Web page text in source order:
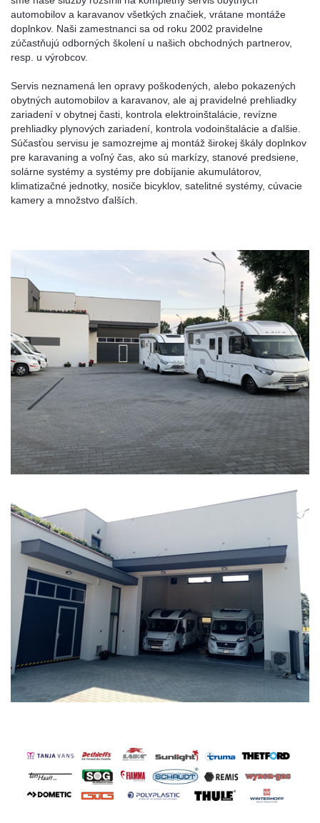
automobilov a karavanov všetkých značiek, vrátane montáže
doplnkov. Naši zamestnanci sa od roku 2002 pravidelne
zúčastňujú odborných školení u našich obchodných partnerov,
resp. u výrobcov.
Servis neznamená len opravy poškodených, alebo pokazených
obytných automobilov a karavanov, ale aj pravidelné prehliadky
zariadení v obytnej časti, kontrola elektroinštalácie, revízne
prehliadky plynových zariadení, kontrola vodoinštalácie a ďalšie.
Súčasťou servisu je samozrejme aj montáž širokej škály doplnkov
pre karavaning a voľný čas, ako sú markízy, stanové predsiene,
solárne systémy a systémy pre dobíjanie akumulátorov,
klimatizačné jednotky, nosiče bicyklov, satelitné systémy, cúvacie
kamery a množstvo ďalších.